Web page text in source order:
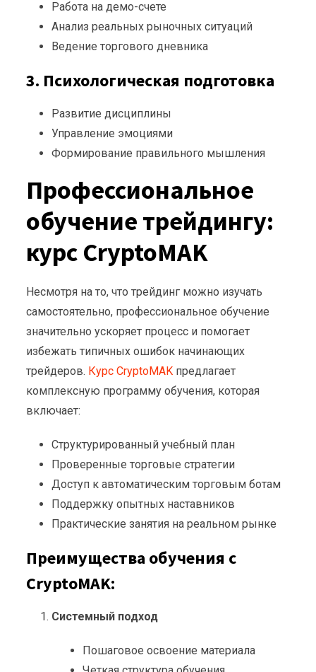
Работа на демо-счете
Анализ реальных рыночных ситуаций
Ведение торгового дневника
3. Психологическая подготовка
Развитие дисциплины
Управление эмоциями
Формирование правильного мышления
Профессиональное
обучение трейдингу:
курс CryptoMAK
Несмотря на то, что трейдинг можно изучать
самостоятельно, профессиональное обучение
значительно ускоряет процесс и помогает
избежать типичных ошибок начинающих
трейдеров. Курс CryptoMAK предлагает
комплексную программу обучения, которая
включает:
Структурированный учебный план
Проверенные торговые стратегии
Доступ к автоматическим торговым ботам
Поддержку опытных наставников
Практические занятия на реальном рынке
Преимущества обучения с
CryptoMAK:
Системный подход
Пошаговое освоение материала